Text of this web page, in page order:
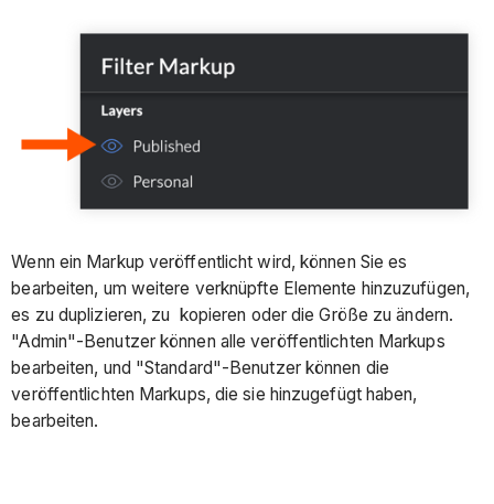
Wenn ein Markup veröffentlicht wird, können Sie es
bearbeiten, um weitere verknüpfte Elemente hinzuzufügen,
es zu duplizieren, zu kopieren oder die Größe zu ändern.
"Admin"-Benutzer können alle veröffentlichten Markups
bearbeiten, und "Standard"-Benutzer können die
veröffentlichten Markups, die sie hinzugefügt haben,
bearbeiten.